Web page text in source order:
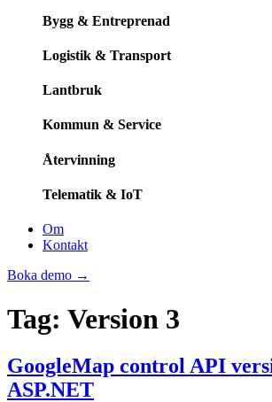
Bygg & Entreprenad
Logistik & Transport
Lantbruk
Kommun & Service
Återvinning
Telematik & IoT
Om
Kontakt
Boka demo →
Tag: Version 3
GoogleMap control API
ASP.NET